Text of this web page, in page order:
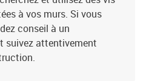
à vos murs. Si vous
conseil à un
suivez attentivement